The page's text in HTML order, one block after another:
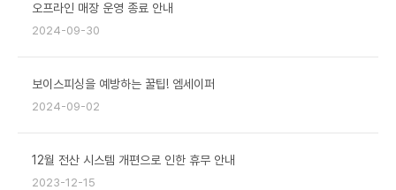
오프라인 매장 운영 종료 안내
2024-09-30
보이스피싱을 예방하는 꿀팁! 엠세이퍼
2024-09-02
12월 전산 시스템 개편으로 인한 휴무 안내
2023-12-15